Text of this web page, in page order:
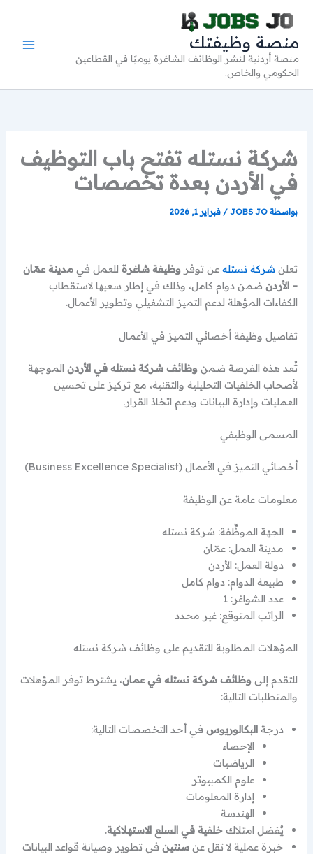
المحتوى
منصة وظيفتك
منصة أردنية لنشر الوظائف الشاغرة يوميًا في القطاعين
الحكومي والخاص.
شركة نستله تفتح باب التوظيف
في الأردن بعدة تخصصات
بواسطة JOBS JO
/فبراير 1, 2026
تعلنشركة نستله عن توفروظيفة شاغرة للعمل فيمدينة عمّان
– الأردن ضمن دوام كامل، وذلك في إطار سعيها لاستقطاب
الكفاءات المؤهلة لدعم التميز التشغيلي وتطوير الأعمال.
تفاصيل وظيفة أخصائي التميز في الأعمال
تُعد هذه الفرصة ضمنوظائف شركة نستله في الأردن الموجهة
لأصحاب الخلفيات التحليلية والتقنية، مع تركيز على تحسين
العمليات وإدارة البيانات ودعم اتخاذ القرار.
المسمى الوظيفي
أخصائي التميز في الأعمال (Business Excellence Specialist)
معلومات عامة عن الوظيفة
الجهة الموظِّفة: شركة نستله
مدينة العمل: عمّان
دولة العمل: الأردن
طبيعة الدوام: دوام كامل
عدد الشواغر: 1
الراتب المتوقع: غير محدد
المؤهلات المطلوبة للتقديم على وظائف شركة نستله
للتقدم إلىوظائف شركة نستله في عمان، يشترط توفر المؤهلات
والمتطلبات التالية:
درجةالبكالوريوس في أحد التخصصات التالية:
الإحصاء
الرياضيات
علوم الكمبيوتر
إدارة المعلومات
الهندسة
يُفضل امتلاكخلفية في السلع الاستهلاكية.
خبرة عملية لا تقل عنسنتين في تطوير وصيانة قواعد البيانات